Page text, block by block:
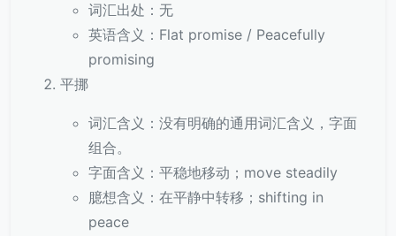
词汇出处：无
英语含义：Flat promise / Peacefully
promising
平挪
词汇含义：没有明确的通用词汇含义，字面
组合。
字面含义：平稳地移动；move steadily
臆想含义：在平静中转移；shifting in
peace